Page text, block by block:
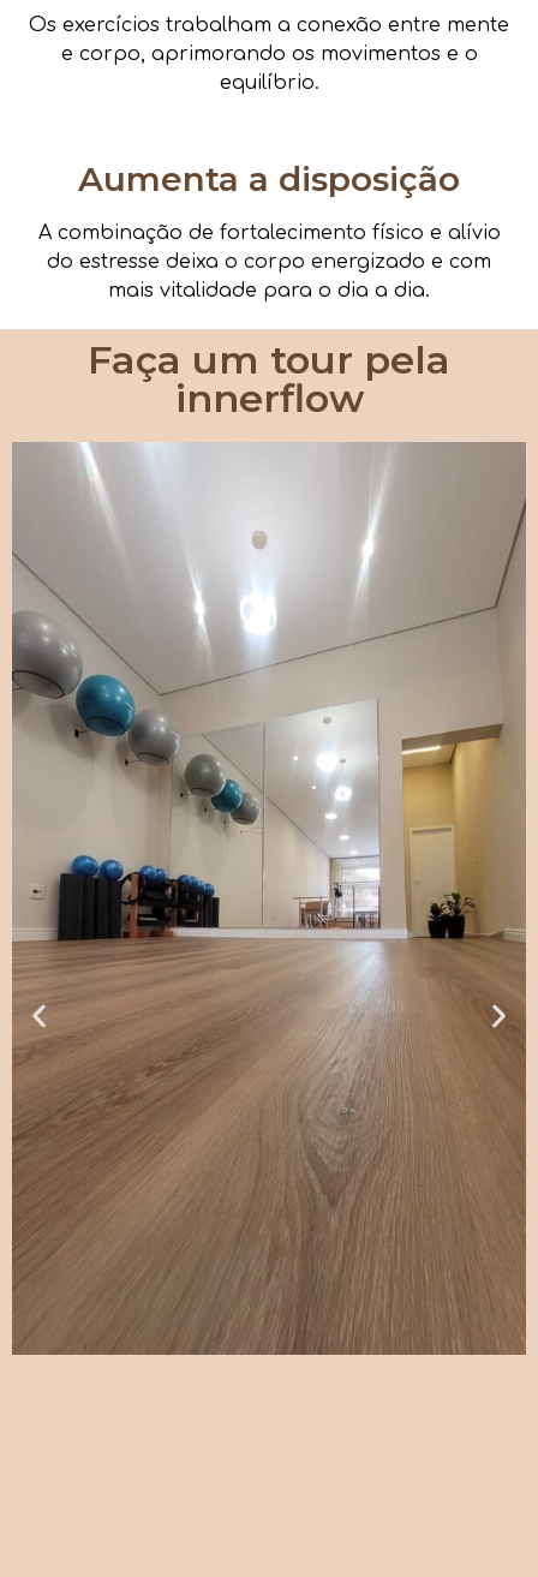
Os exercícios trabalham a conexão entre mente
e corpo, aprimorando os movimentos e o
equilíbrio.
Aumenta a disposição
A combinação de fortalecimento físico e alívio
do estresse deixa o corpo energizado e com
mais vitalidade para o dia a dia.
Faça um tour pela
innerflow